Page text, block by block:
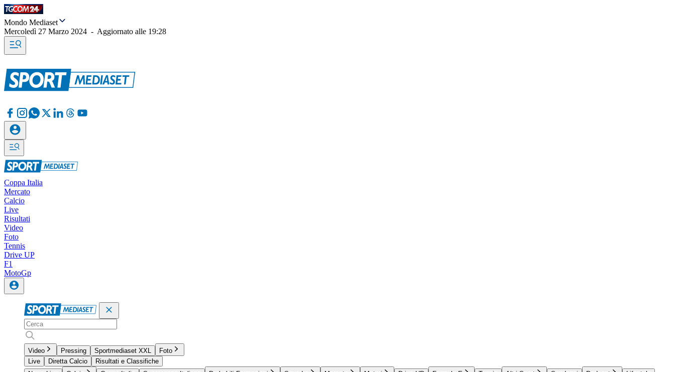
Mondo Mediaset
Mercoledì 27 Marzo 2024 - Aggiornato alle 19:28
Coppa Italia
Mercato
Calcio
Live
Risultati
Video
Foto
Tennis
Drive UP
F1
MotoGp
Video Pressing Sportmediaset XXL
Foto
Live
Diretta Calcio
Risultati e Classifiche